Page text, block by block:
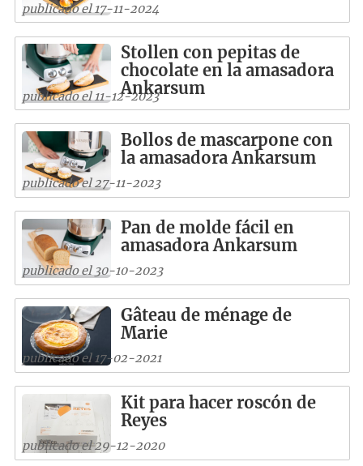
publicado el 17-11-2024
Stollen con pepitas de
chocolate en la amasadora
Ankarsum
publicado el 11-12-2023
Bollos de mascarpone con
la amasadora Ankarsum
publicado el 27-11-2023
Pan de molde fácil en
amasadora Ankarsum
publicado el 30-10-2023
Gâteau de ménage de
Marie
publicado el 17-02-2021
Kit para hacer roscón de
Reyes
publicado el 29-12-2020